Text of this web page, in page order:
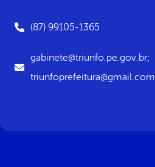
(87) 99105-1365
gabinete@triunfo.pe.gov.br;
triunfoprefeitura@gmail.com